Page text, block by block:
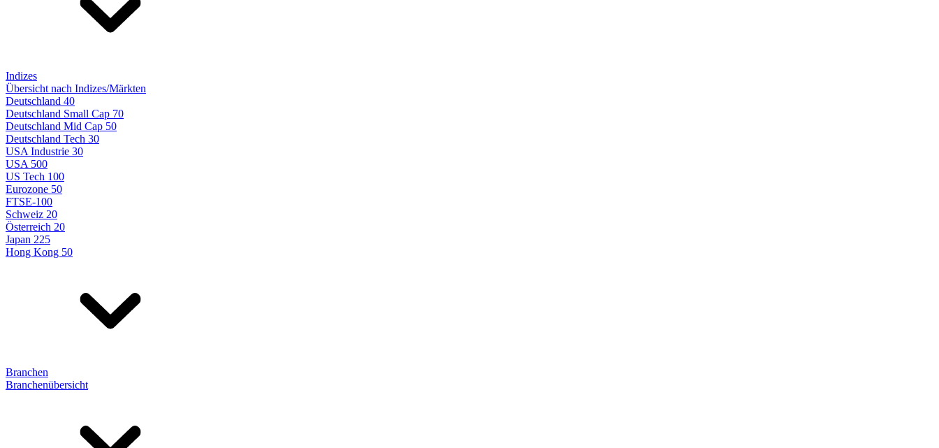
Indizes
Übersicht nach Indizes/Märkten
Deutschland 40
Deutschland Small Cap 70
Deutschland Mid Cap 50
Deutschland Tech 30
USA Industrie 30
USA 500
US Tech 100
Eurozone 50
FTSE-100
Schweiz 20
Österreich 20
Japan 225
Hong Kong 50
Branchen
Branchenübersicht